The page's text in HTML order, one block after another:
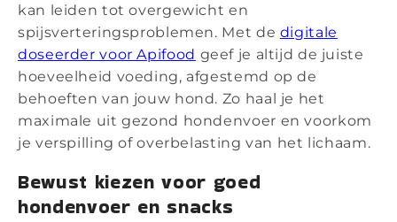
kan leiden tot overgewicht en
spijsverteringsproblemen. Met de digitale
doseerder voor Apifood geef je altijd de juiste
hoeveelheid voeding, afgestemd op de
behoeften van jouw hond. Zo haal je het
maximale uit gezond hondenvoer en voorkom
je verspilling of overbelasting van het lichaam.
Bewust kiezen voor goed
hondenvoer en snacks